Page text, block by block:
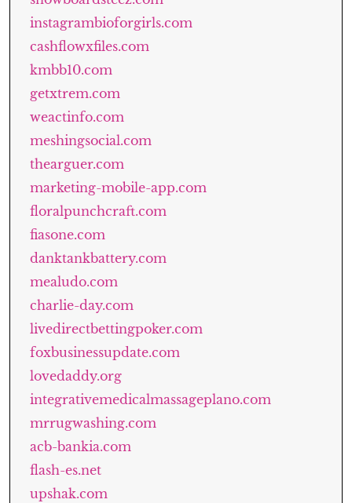
instagrambioforgirls.com
cashflowxfiles.com
kmbb10.com
getxtrem.com
weactinfo.com
meshingsocial.com
thearguer.com
marketing-mobile-app.com
floralpunchcraft.com
fiasone.com
danktankbattery.com
mealudo.com
charlie-day.com
livedirectbettingpoker.com
foxbusinessupdate.com
lovedaddy.org
integrativemedicalmassageplano.com
mrrugwashing.com
acb-bankia.com
flash-es.net
upshak.com